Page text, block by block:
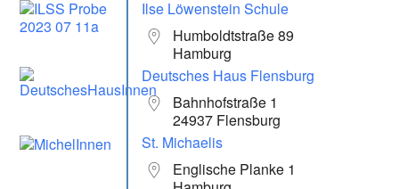
Ilse Löwenstein Schule
Humboldtstraße 89
Hamburg
Deutsches Haus Flensburg
Bahnhofstraße 1
24937 Flensburg
St. Michaelis
Englische Planke 1